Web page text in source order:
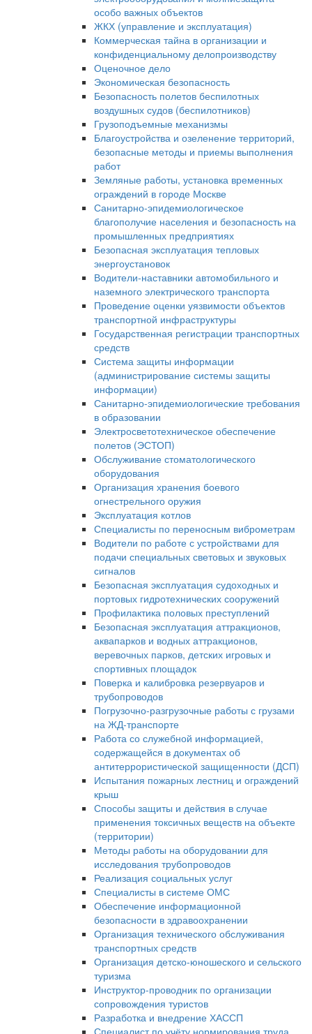
особо важных объектов
ЖКХ (управление и эксплуатация)
Коммерческая тайна в организации и
конфиденциальному делопроизводству
Оценочное дело
Экономическая безопасность
Безопасность полетов беспилотных
воздушных судов (беспилотников)
Грузоподъемные механизмы
Благоустройства и озеленение территорий,
безопасные методы и приемы выполнения
работ
Земляные работы, установка временных
ограждений в городе Москве
Санитарно-эпидемиологическое
благополучие населения и безопасность на
промышленных предприятиях
Безопасная эксплуатация тепловых
энергоустановок
Водители-наставники автомобильного и
наземного электрического транспорта
Проведение оценки уязвимости объектов
транспортной инфраструктуры
Государственная регистрации транспортных
средств
Система защиты информации
(администрирование системы защиты
информации)
Санитарно-эпидемиологические требования
в образовании
Электросветотехническое обеспечение
полетов (ЭСТОП)
Обслуживание стоматологического
оборудования
Организация хранения боевого
огнестрельного оружия
Эксплуатация котлов
Специалисты по переносным виброметрам
Водители по работе с устройствами для
подачи специальных световых и звуковых
сигналов
Безопасная эксплуатация судоходных и
портовых гидротехнических сооружений
Профилактика половых преступлений
Безопасная эксплуатация аттракционов,
аквапарков и водных аттракционов,
веревочных парков, детских игровых и
спортивных площадок
Поверка и калибровка резервуаров и
трубопроводов
Погрузочно-разгрузочные работы с грузами
на ЖД-транспорте
Работа со служебной информацией,
содержащейся в документах об
антитеррористической защищенности (ДСП)
Испытания пожарных лестниц и ограждений
крыш
Способы защиты и действия в случае
применения токсичных веществ на объекте
(территории)
Методы работы на оборудовании для
исследования трубопроводов
Реализация социальных услуг
Специалисты в системе ОМС
Обеспечение информационной
безопасности в здравоохранении
Организация технического обслуживания
транспортных средств
Организация детско-юношеского и сельского
туризма
Инструктор-проводник по организации
сопровождения туристов
Разработка и внедрение ХАССП
Специалист по учёту нормирования труда